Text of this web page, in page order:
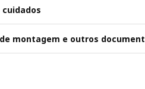
montagem e outros